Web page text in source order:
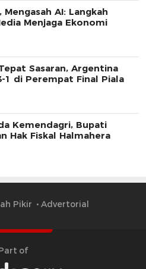
AI: Langkah
Menjaga Ekonomi
Sasaran, Argentina
1 di Perempat Final Piala
Kemendagri, Bupati
Hak Fiskal Halmahera
Pikir Advertorial
of